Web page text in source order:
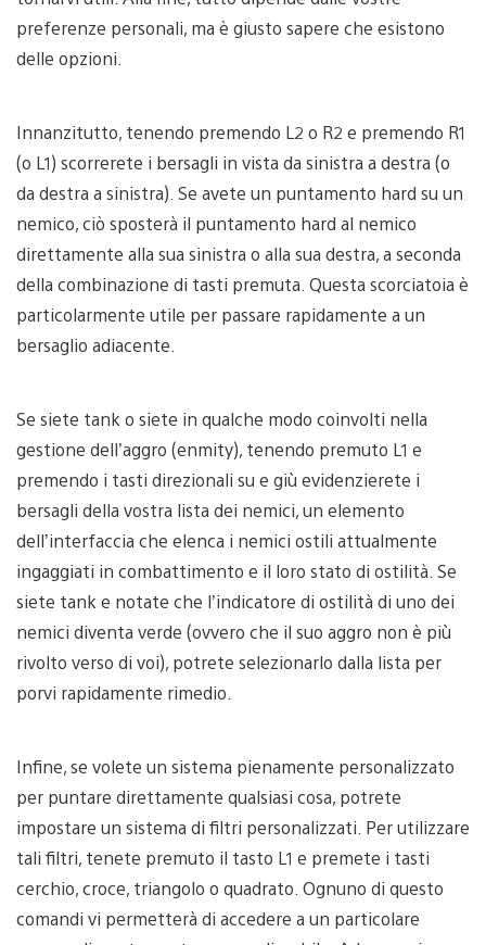
preferenze personali, ma è giusto sapere che esistono
delle opzioni.
Innanzitutto, tenendo premendo L2 o R2 e premendo R1
(o L1) scorrerete i bersagli in vista da sinistra a destra (o
da destra a sinistra). Se avete un puntamento hard su un
nemico, ciò sposterà il puntamento hard al nemico
direttamente alla sua sinistra o alla sua destra, a seconda
della combinazione di tasti premuta. Questa scorciatoia è
particolarmente utile per passare rapidamente a un
bersaglio adiacente.
Se siete tank o siete in qualche modo coinvolti nella
gestione dell’aggro (enmity), tenendo premuto L1 e
premendo i tasti direzionali su e giù evidenzierete i
bersagli della vostra lista dei nemici, un elemento
dell’interfaccia che elenca i nemici ostili attualmente
ingaggiati in combattimento e il loro stato di ostilità. Se
siete tank e notate che l’indicatore di ostilità di uno dei
nemici diventa verde (ovvero che il suo aggro non è più
rivolto verso di voi), potrete selezionarlo dalla lista per
porvi rapidamente rimedio.
Infine, se volete un sistema pienamente personalizzato
per puntare direttamente qualsiasi cosa, potrete
impostare un sistema di filtri personalizzati. Per utilizzare
tali filtri, tenete premuto il tasto L1 e premete i tasti
cerchio, croce, triangolo o quadrato. Ognuno di questo
comandi vi permetterà di accedere a un particolare